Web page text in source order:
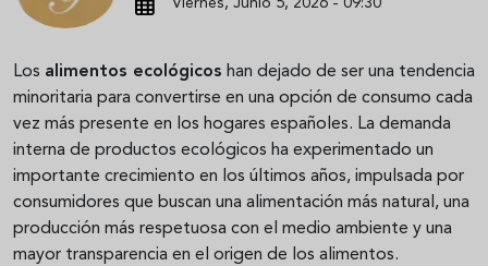
Viernes, Junio 5, 2026 - 09:30
Los alimentos ecológicos han dejado de ser una tendencia
minoritaria para convertirse en una opción de consumo cada
vez más presente en los hogares españoles. La demanda
interna de productos ecológicos ha experimentado un
importante crecimiento en los últimos años, impulsada por
consumidores que buscan una alimentación más natural, una
producción más respetuosa con el medio ambiente y una
mayor transparencia en el origen de los alimentos.